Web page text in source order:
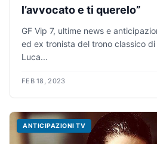
l’avvocato e ti querelo”
GF Vip 7, ultime news e
ed ex tronista del trono classico di
Luca...
FEB 18, 2023
ANTICIPAZIONI TV